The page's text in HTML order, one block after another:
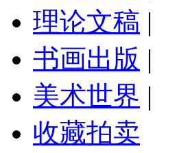
理论文稿 |
书画出版 |
美术世界 |
收藏拍卖